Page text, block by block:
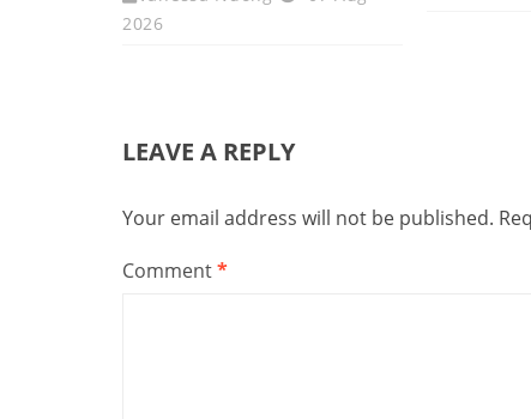
2026
LEAVE A REPLY
Your email address will not be published.
Comment*